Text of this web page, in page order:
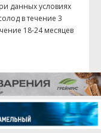
данных условиях
в течение 3
18-24 месяцев